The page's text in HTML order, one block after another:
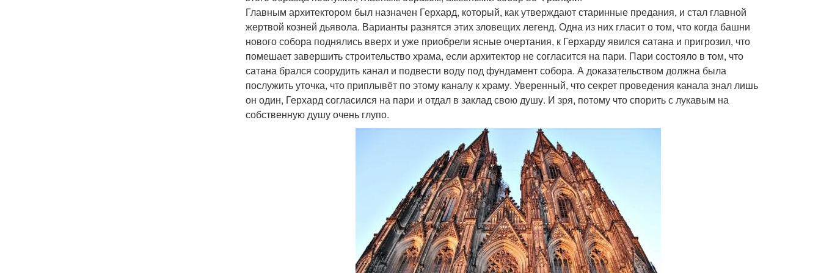
Главным архитектором был назначен Герхард, который, как утверждают старинные предания, и стал главной
жертвой козней дьявола. Варианты разнятся этих зловещих легенд. Одна из них гласит о том, что когда башни
нового собора поднялись вверх и уже приобрели ясные очертания, к Герхарду явился сатана и пригрозил, что
помешает завершить строительство храма, если архитектор не согласится на пари. Пари состояло в том, что
сатана брался соорудить канал и подвести воду под фундамент собора. А доказательством должна была
послужить уточка, что приплывёт по этому каналу к храму. Уверенный, что секрет проведения канала знал лишь
он один, Герхард согласился на пари и отдал в заклад свою душу. И зря, потому что спорить с лукавым на
собственную душу очень глупо.